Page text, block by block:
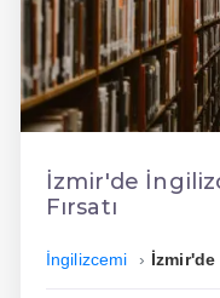
Dil Eğitimi
En Hızlı
En Kolay
En Ucuz
İzmir'de
Fırsatı
İngilizcemi İzmir'de